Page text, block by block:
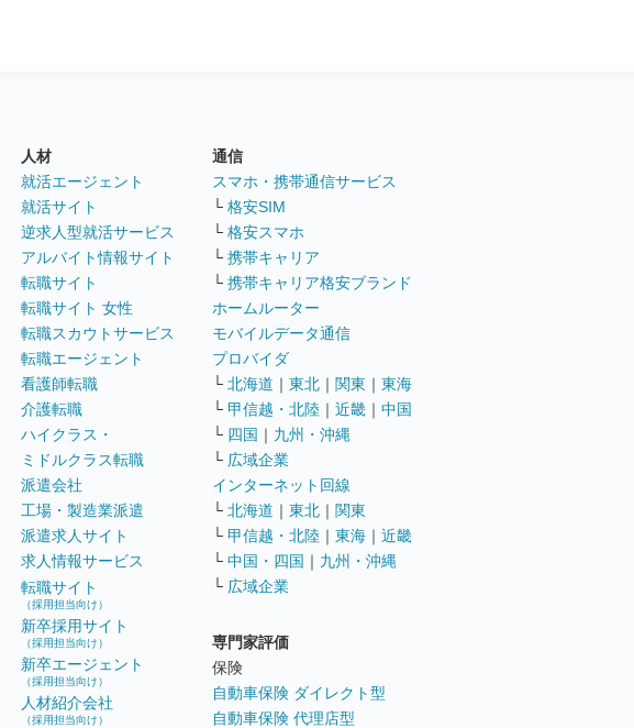
人材
就活エージェント
就活サイト
逆求人型就活サービス
アルバイト情報サイト
転職サイト
転職サイト 女性
転職スカウトサービス
転職エージェント
看護師転職
介護転職
ハイクラス・
ミドルクラス転職
派遣会社
工場・製造業派遣
派遣求人サイト
求人情報サービス
転職サイト
（採用担当向け）
新卒採用サイト
（採用担当向け）
新卒エージェント
（採用担当向け）
人材紹介会社
（採用担当向け）
通信
スマホ・携帯通信サービス
└ 格安SIM
└ 格安スマホ
└ 携帯キャリア
└ 携帯キャリア格安ブランド
ホームルーター
モバイルデータ通信
プロバイダ
└ 北海道 ｜ 東北 ｜ 関東 ｜ 東海
└ 甲信越・北陸 ｜ 近畿 ｜ 中国
└ 四国 ｜ 九州・沖縄
└ 広域企業
インターネット回線
└ 北海道 ｜ 東北 ｜ 関東
└ 甲信越・北陸 ｜ 東海 ｜ 近畿
└ 中国・四国 ｜ 九州・沖縄
└ 広域企業
専門家評価
保険
自動車保険 ダイレクト型
自動車保険 代理店型